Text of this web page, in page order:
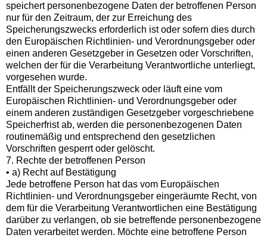
speichert personenbezogene Daten der betroffenen Person
nur für den Zeitraum, der zur Erreichung des
Speicherungszwecks erforderlich ist oder sofern dies durch
den Europäischen Richtlinien- und Verordnungsgeber oder
einen anderen Gesetzgeber in Gesetzen oder Vorschriften,
welchen der für die Verarbeitung Verantwortliche unterliegt,
vorgesehen wurde.
Entfällt der Speicherungszweck oder läuft eine vom
Europäischen Richtlinien- und Verordnungsgeber oder
einem anderen zuständigen Gesetzgeber vorgeschriebene
Speicherfrist ab, werden die personenbezogenen Daten
routinemäßig und entsprechend den gesetzlichen
Vorschriften gesperrt oder gelöscht.
7. Rechte der betroffenen Person
• a) Recht auf Bestätigung
Jede betroffene Person hat das vom Europäischen
Richtlinien- und Verordnungsgeber eingeräumte Recht, von
dem für die Verarbeitung Verantwortlichen eine Bestätigung
darüber zu verlangen, ob sie betreffende personenbezogene
Daten verarbeitet werden. Möchte eine betroffene Person